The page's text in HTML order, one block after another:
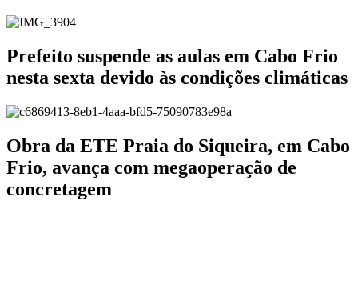
Prefeito suspende as aulas em Cabo Frio
nesta sexta devido às condições climáticas
Obra da ETE Praia do Siqueira, em Cabo
Frio, avança com megaoperação de
concretagem